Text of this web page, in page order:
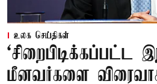
உலக செய்திகள்
‘சிறைபிடிக்கப்பட்ட
மீனவர்களை விரைவாக